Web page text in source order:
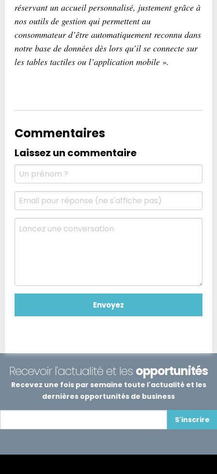
réservant un accueil personnalisé, justement grâce à
nos outils de gestion qui permettent au
consommateur d’être automatiquement reconnu dans
notre base de données dès lors qu’il se connecte sur
les tables tactiles ou l’application mobile ».
Commentaires
Laissez un commentaire
Recevoir l'actualité et les opportunités
Recevez une fois par semaine toute l'actualité et les
dernières opportunités de business
S'inscrire